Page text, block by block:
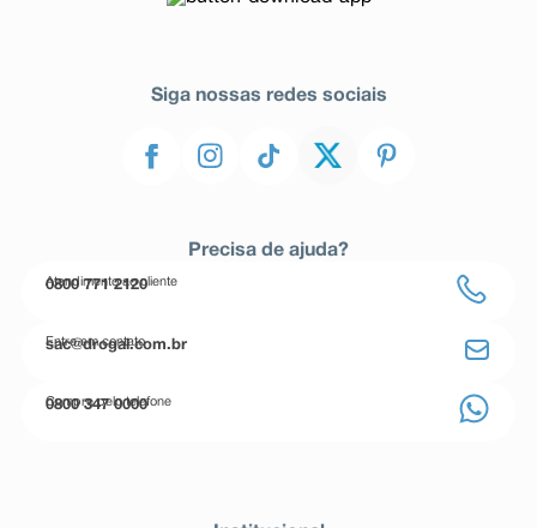
Siga nossas redes sociais
Precisa de ajuda?
Atendimento ao cliente
0800 771 2120
Entre em contato
sac@drogal.com.br
Compre pelo telefone
0800 347 0000